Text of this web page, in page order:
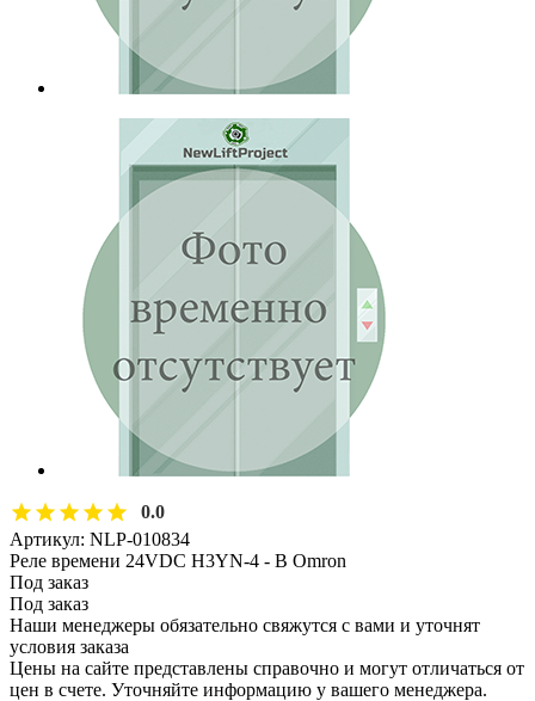
0.0
Артикул: NLP-010834
Реле времени 24VDC H3YN-4 - В Omron
Под заказ
Под заказ
Наши менеджеры обязательно свяжутся с вами и уточнят
условия заказа
Цены на сайте представлены справочно и могут отличаться от
цен в счете. Уточняйте информацию у вашего менеджера.